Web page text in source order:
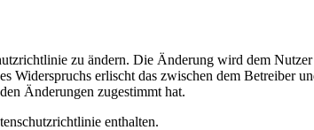
zu ändern. Die Änderung wird dem
Widerspruchs erlischt das zwischen dem Betreiber
Änderungen zugestimmt hat.
enthalten.